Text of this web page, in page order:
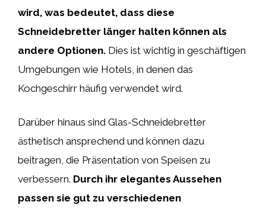
wird, was bedeutet, dass diese
Schneidebretter länger halten können als
andere Optionen. Dies ist wichtig in geschäftigen
Umgebungen wie Hotels, in denen das
Kochgeschirr häufig verwendet wird.
Darüber hinaus sind Glas-Schneidebretter
ästhetisch ansprechend und können dazu
beitragen, die Präsentation von Speisen zu
verbessern. Durch ihr elegantes Aussehen
passen sie gut zu verschiedenen